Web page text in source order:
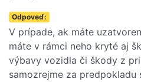
Odpoveď:
V prípade, ak máte
máte v rámci neho kryté aj
výbavy vozidla či škody z
samozrejme za predpokladu